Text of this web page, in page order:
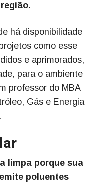
há disponibilidade
como esse
e aprimorados,
para o ambiente
professor do MBA
Gás e Energia
limpa porque sua
poluentes